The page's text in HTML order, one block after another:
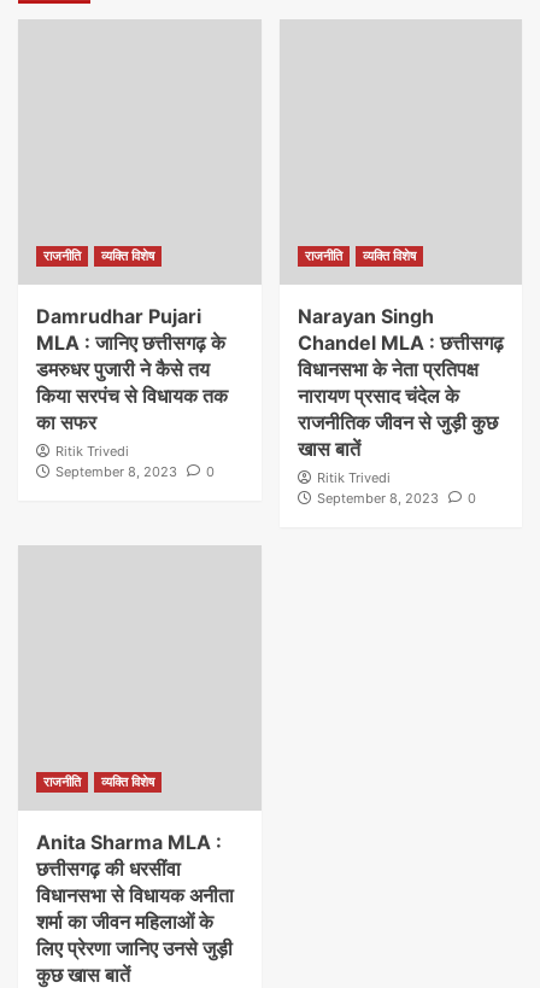
राजनीति व्यक्ति विशेष
Damrudhar Pujari
MLA : जानिए छत्तीसगढ़ के
डमरुधर पुजारी ने कैसे तय
किया सरपंच से विधायक तक
का सफर
Ritik Trivedi
September 8, 2023
0
राजनीति व्यक्ति विशेष
Narayan Singh
Chandel MLA : छत्तीसगढ़
विधानसभा के नेता प्रतिपक्ष
नारायण प्रसाद चंदेल के
राजनीतिक जीवन से जुड़ी कुछ
खास बातें
Ritik Trivedi
September 8, 2023
0
राजनीति व्यक्ति विशेष
Anita Sharma MLA :
छत्तीसगढ़ की धरसींवा
विधानसभा से विधायक अनीता
शर्मा का जीवन महिलाओं के
लिए प्रेरणा जानिए उनसे जुड़ी
कुछ खास बातें